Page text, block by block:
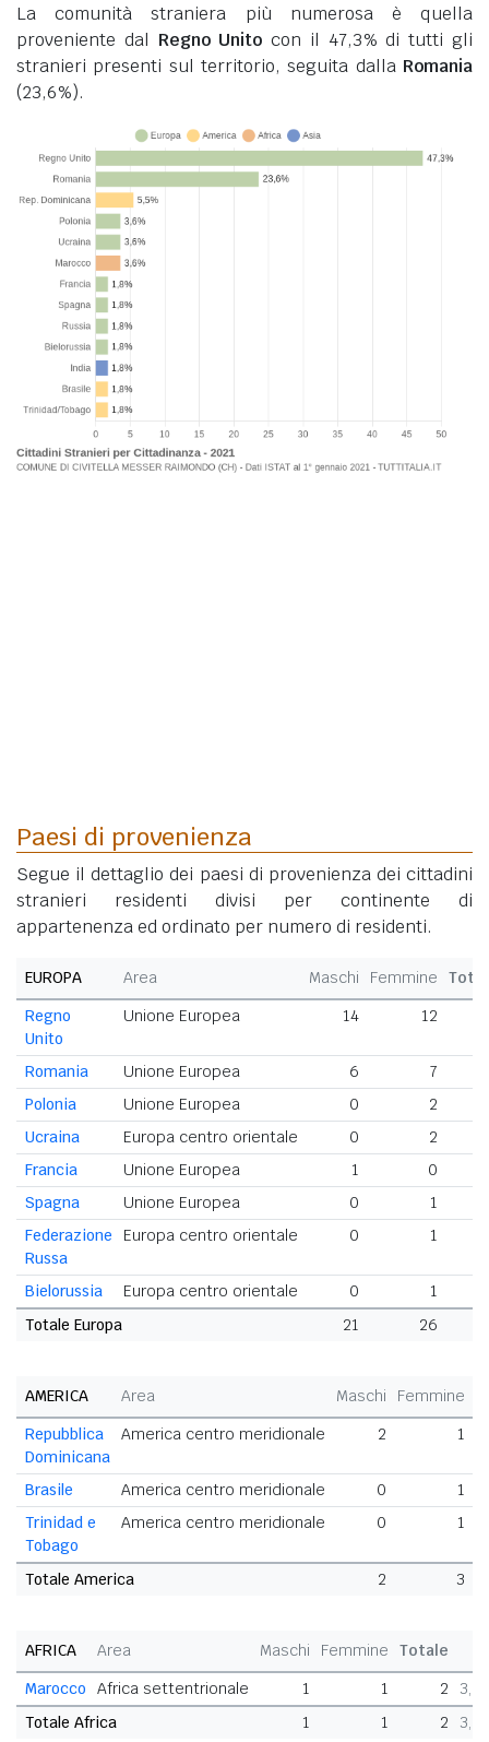
La comunità straniera più numerosa è quella
proveniente dal Regno Unito con il 47,3% di tutti gli
stranieri presenti sul territorio, seguita dalla Romania
(23,6%).
Paesi di provenienza
Segue il dettaglio dei paesi di provenienza dei cittadini
stranieri residenti divisi per continente di
appartenenza ed ordinato per numero di residenti.
EUROPA Area Maschi Femmine
Regno
Unito
Unione Europea 14 12
Romania Unione Europea 6 7
Polonia
Unione Europea 0
2
Ucraina
Europa centro orientale 0
2
Francia
Unione Europea 1
0
Spagna
Unione Europea 0
1
Federazione
Russa
Europa centro orientale 0 1
Bielorussia Europa centro orientale 0
1
Totale Europa
21 26
AMERICA Area Maschi Femmine
Repubblica
Dominicana
America centro meridionale 2 1
Brasile America centro meridionale 0
1
Trinidad e
Tobago
America centro meridionale 0 1
Totale America 2 3
AFRICA Area Maschi Femmine
Totale
Marocco
Africa settentrionale 1 1 2
Totale Africa
1 1 2